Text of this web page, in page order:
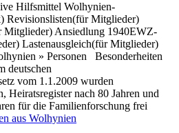
Hilfsmittel Wolhynien-
Revisionslisten(für Mitglieder)
Mitglieder) Ansiedlung 1940EWZ-
Lastenausgleich(für Mitglieder)
» Personen Besonderheiten
deutschen
vom 1.1.2009 wurden
Heiratsregister nach 80 Jahren und
für die Familienforschung frei
aus Wolhynien